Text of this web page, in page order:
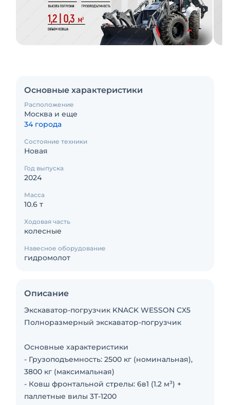
Основные характеристики
Расположение
Москва и еще
34 города
Состояние техники
Новая
Год выпуска
2024
Масса
10.6 т
Ходовая часть
колесные
Навесное оборудование
гидромолот
Описание
Экскаватор-погрузчик KNACK WESSON CX5
Полноразмерный экскаватор-погрузчик
Основные характеристики
- Грузоподъемность: 2500 кг (номинальная),
3800 кг (максимальная)
- Ковш фронтальной стрелы: 6в1 (1.2 м³) +
паллетные вилы 3Т-1200